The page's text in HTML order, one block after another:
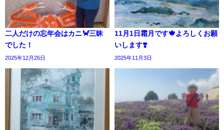
二人だけの忘年会はカニ🦀三昧
でした！
2025年12月26日
11月1日霜月です🍁よろしくお願
いします❣️
2025年11月3日